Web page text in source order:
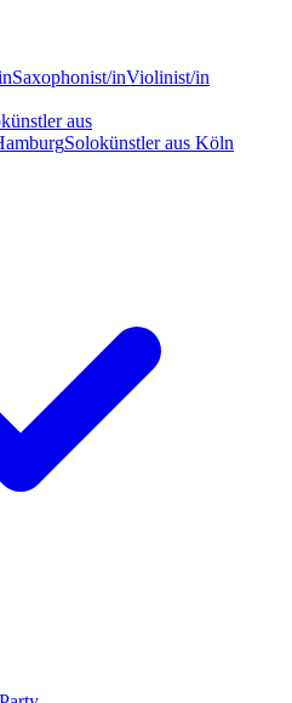
Saxophonist/inViolinist/in
aus
Solokünstleraus Köln